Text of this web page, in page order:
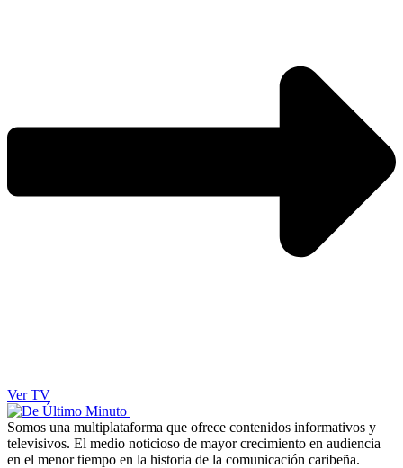
Ver TV
Somos una multiplataforma que ofrece contenidos informativos y
televisivos. El medio noticioso de mayor crecimiento en audiencia
en el menor tiempo en la historia de la comunicación caribeña.